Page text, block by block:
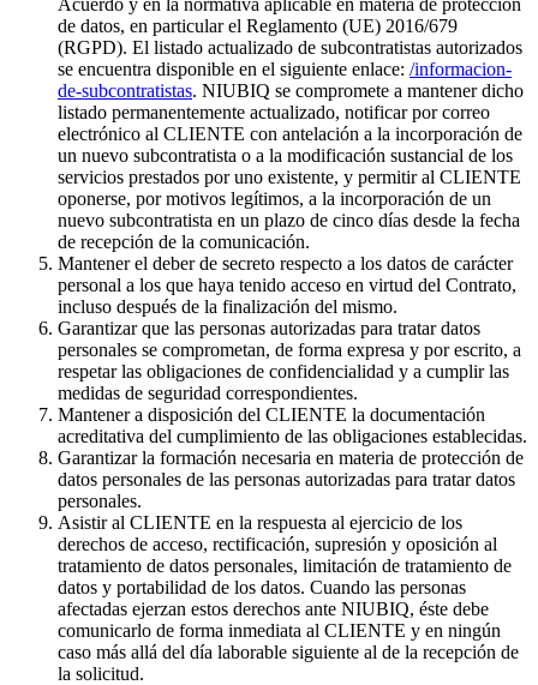
de datos, en particular el Reglamento (UE) 2016/679
(RGPD). El listado actualizado de subcontratistas autorizados
se encuentra disponible en el siguiente enlace: /informacion-
de-subcontratistas. NIUBIQ se compromete a mantener dicho
listado permanentemente actualizado, notificar por correo
electrónico al CLIENTE con antelación a la incorporación de
un nuevo subcontratista o a la modificación sustancial de los
servicios prestados por uno existente, y permitir al CLIENTE
oponerse, por motivos legítimos, a la incorporación de un
nuevo subcontratista en un plazo de cinco días desde la fecha
de recepción de la comunicación.
Mantener el deber de secreto respecto a los datos de carácter
personal a los que haya tenido acceso en virtud del Contrato,
incluso después de la finalización del mismo.
Garantizar que las personas autorizadas para tratar datos
personales se comprometan, de forma expresa y por escrito, a
respetar las obligaciones de confidencialidad y a cumplir las
medidas de seguridad correspondientes.
Mantener a disposición del CLIENTE la documentación
acreditativa del cumplimiento de las obligaciones establecidas.
Garantizar la formación necesaria en materia de protección de
datos personales de las personas autorizadas para tratar datos
personales.
Asistir al CLIENTE en la respuesta al ejercicio de los
derechos de acceso, rectificación, supresión y oposición al
tratamiento de datos personales, limitación de tratamiento de
datos y portabilidad de los datos. Cuando las personas
afectadas ejerzan estos derechos ante NIUBIQ, éste debe
comunicarlo de forma inmediata al CLIENTE y en ningún
caso más allá del día laborable siguiente al de la recepción de
la solicitud.